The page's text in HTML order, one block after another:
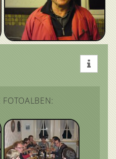
FOTOALBEN: